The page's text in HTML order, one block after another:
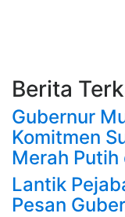
Berita
Gubernur
Komitmen
Merah Putih
Lantik
Pesan